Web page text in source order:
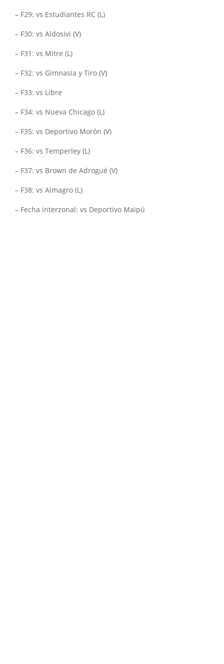
– F29: vs Estudiantes RC (L)
– F30: vs Aldosivi (V)
– F31: vs Mitre (L)
– F32: vs Gimnasia y Tiro (V)
– F33: vs Libre
– F34: vs Nueva Chicago (L)
– F35: vs Deportivo Morón (V)
– F36: vs Temperley (L)
– F37: vs Brown de Adrogué (V)
– F38: vs Almagro (L)
– Fecha interzonal: vs Deportivo Maipú